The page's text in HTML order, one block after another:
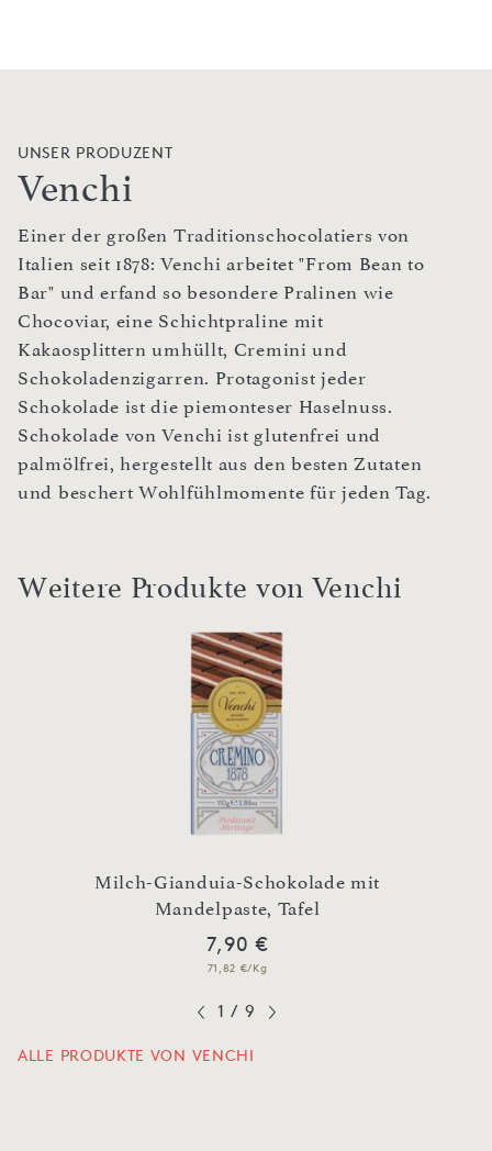
UNSER PRODUZENT
Venchi
Einer der großen Traditionschocolatiers von
Italien seit 1878: Venchi arbeitet "From Bean to
Bar" und erfand so besondere Pralinen wie
Chocoviar, eine Schichtpraline mit
Kakaosplittern umhüllt, Cremini und
Schokoladenzigarren. Protagonist jeder
Schokolade ist die piemonteser Haselnuss.
Schokolade von Venchi ist glutenfrei und
palmölfrei, hergestellt aus den besten Zutaten
und beschert Wohlfühlmomente für jeden Tag.
Weitere Produkte von Venchi
Milch-Gianduia-Schokolade mit
Mandelpaste, Tafel
7,90 €
71,82 €/Kg
1 / 9
ALLE PRODUKTE VON VENCHI